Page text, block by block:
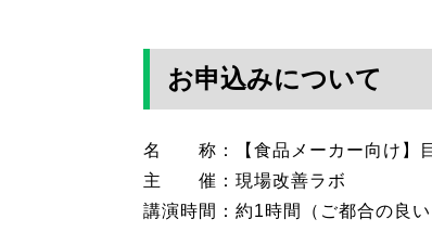
お申込みについて
名 称：【食品メーカー向け】目
主 催：現場改善ラボ
講演時間：約1時間（ご都合の良